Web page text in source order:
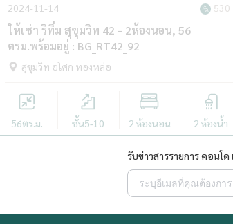
2024-11-14 530
ให้เช่า ริทึ่ม สุขุมวิท 42 - 2ห้องนอน, 56
ตรม.พร้อมอยู่ : BG_RT42_92
สุขุมวิท อโศก ทองหล่อ
56ตร.ม. ชั้น5-10 2 ห้องนอน 2 ห้องน้ำ
รับข่าวสารรายการ คอนโด